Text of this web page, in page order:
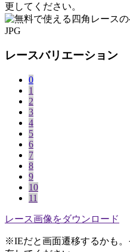
更してください。
JPG
レースバリエーション
0
1
2
3
4
5
6
7
8
9
10
11
レース画像をダウンロード
※IEだと画面遷移するかも